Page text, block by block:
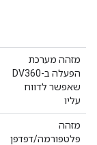
מזהה מערכת
הפעלה ב-DV360
שאפשר לדווח
עליו
מזהה
פלטפורמה/דפדפן